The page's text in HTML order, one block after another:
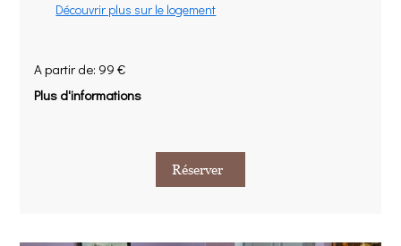
Découvrir plus sur le logement
A partir de: 99 €
Plus d'informations
Réserver